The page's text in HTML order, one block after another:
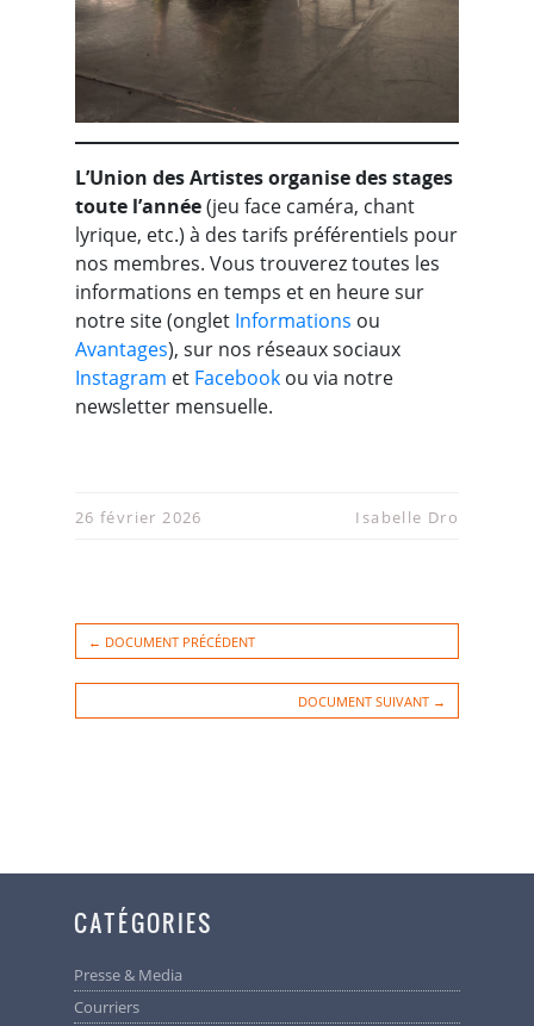
L’Union des Artistes organise des stages
toute l’année(jeu face caméra, chant
lyrique, etc.) à des tarifs préférentiels pour
nos membres. Vous trouverez toutes les
informations en temps et en heure sur
notre site (onglet Informations ou
Avantages), sur nos réseaux sociaux
Instagram et Facebookou via notre
newsletter mensuelle.
26 février 2026 Isabelle Dro
← DOCUMENT PRÉCÉDENT
DOCUMENT SUIVANT →
CATÉGORIES
Presse & Media
Courriers